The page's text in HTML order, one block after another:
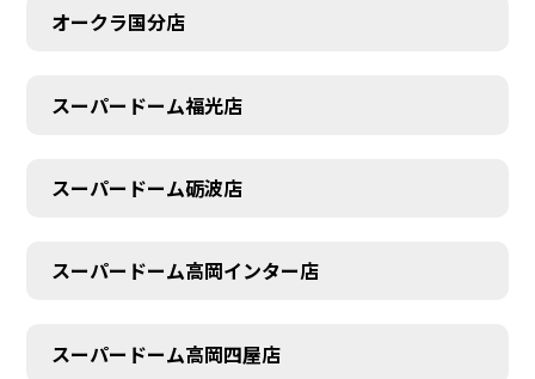
オークラ国分店
スーパードーム福光店
スーパードーム砺波店
スーパードーム高岡インター店
スーパードーム高岡四屋店